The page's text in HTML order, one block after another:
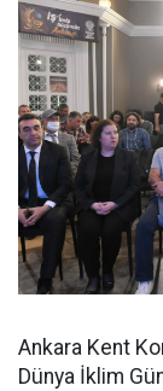
Ankara Kent
Dünya İklim